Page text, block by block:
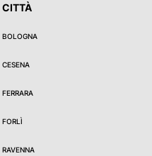
CITTÀ
BOLOGNA
CESENA
FERRARA
FORLÌ
RAVENNA